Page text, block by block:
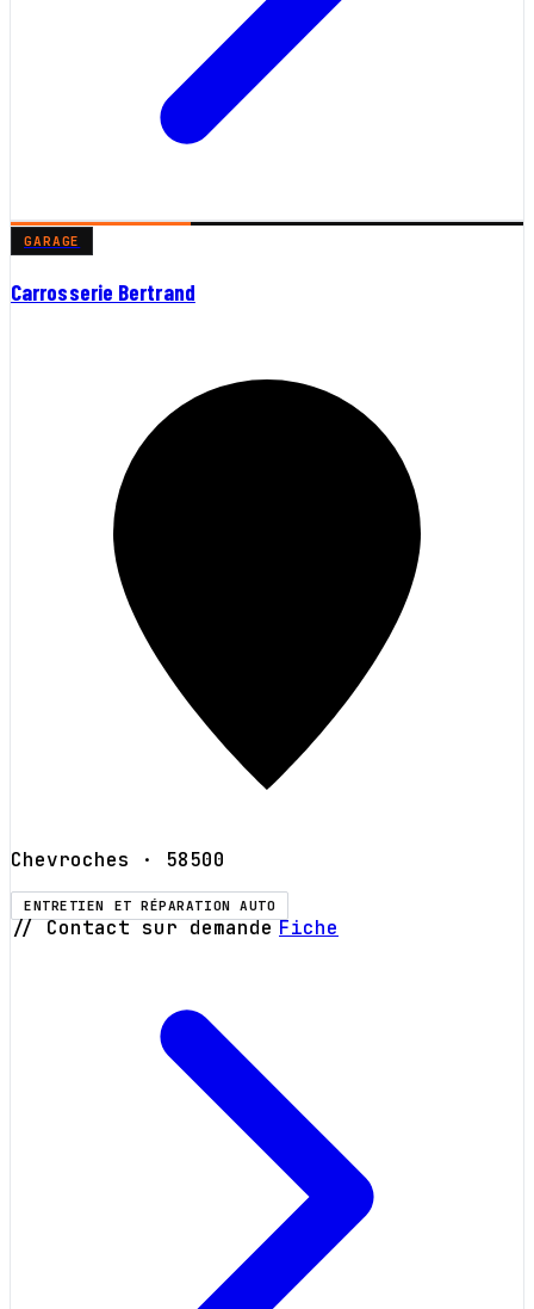
GARAGE
Carrosserie Bertrand
Chevroches · 58500
ENTRETIEN ET RÉPARATION AUTO
// Contact sur demande Fiche